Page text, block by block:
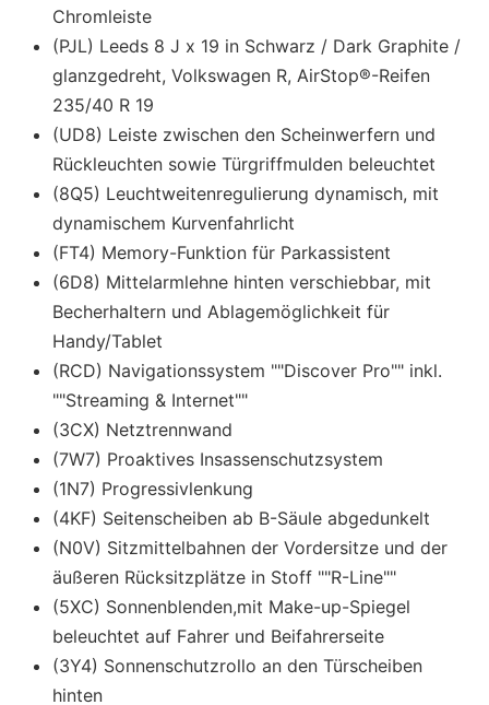
Chromleiste
(PJL) Leeds 8 J x 19 in Schwarz / Dark Graphite /
glanzgedreht, Volkswagen R, AirStop®-Reifen
235/40 R 19
(UD8) Leiste zwischen den Scheinwerfern und
Rückleuchten sowie Türgriffmulden beleuchtet
(8Q5) Leuchtweitenregulierung dynamisch, mit
dynamischem Kurvenfahrlicht
(FT4) Memory-Funktion für Parkassistent
(6D8) Mittelarmlehne hinten verschiebbar, mit
Becherhaltern und Ablagemöglichkeit für
Handy/Tablet
(RCD) Navigationssystem ""Discover Pro"" inkl.
""Streaming & Internet""
(3CX) Netztrennwand
(7W7) Proaktives Insassenschutzsystem
(1N7) Progressivlenkung
(4KF) Seitenscheiben ab B-Säule abgedunkelt
(N0V) Sitzmittelbahnen der Vordersitze und der
äußeren Rücksitzplätze in Stoff ""R-Line""
(5XC) Sonnenblenden,mit Make-up-Spiegel
beleuchtet auf Fahrer und Beifahrerseite
(3Y4) Sonnenschutzrollo an den Türscheiben
hinten